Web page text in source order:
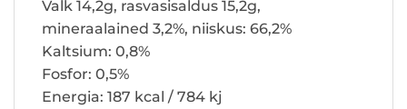
Valk 14,2g, rasvasisaldus 15,2g,
mineraalained 3,2%, niiskus: 66,2%
Kaltsium: 0,8%
Fosfor: 0,5%
Energia: 187 kcal / 784 kj